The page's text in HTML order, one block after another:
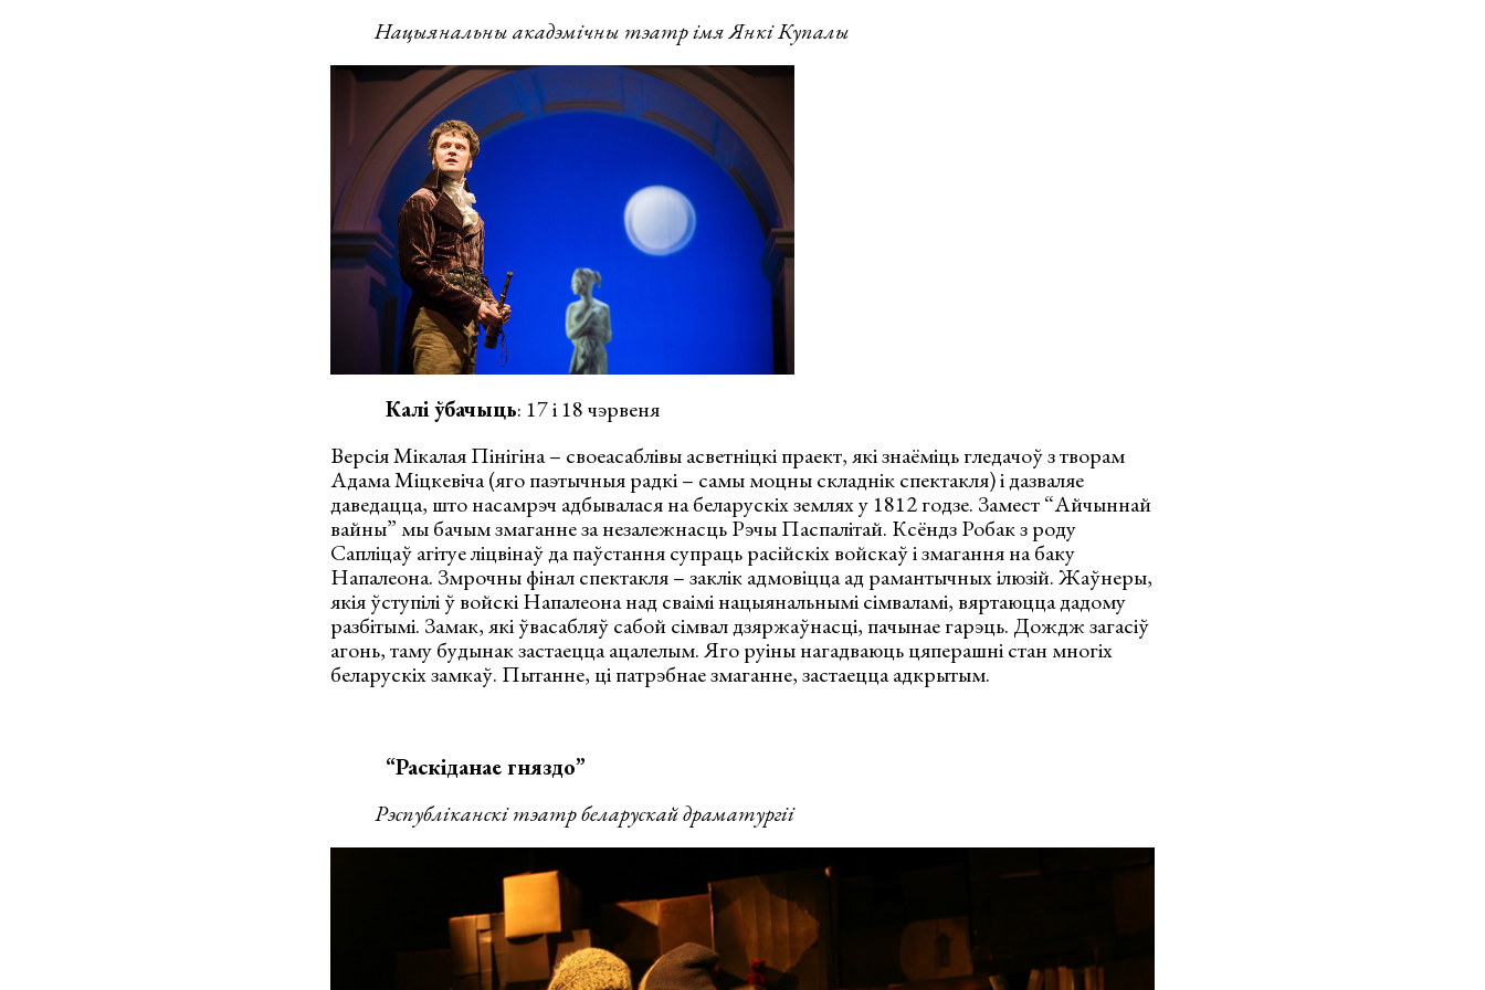
Нацыянальны акадэмічны тэатр імя Янкі Купалы
Калі ўбачыць: 17 і 18 чэрвеня
Версія Мікалая Пінігіна – своеасаблівы асветніцкі праект, які знаёміць гледачоў з творам
Адама Міцкевіча (яго паэтычныя радкі – самы моцны складнік спектакля) і дазваляе
даведацца, што насамрэч адбывалася на беларускіх землях у 1812 годзе. Замест “Айчыннай
вайны” мы бачым змаганне за незалежнасць Рэчы Паспалітай. Ксёндз Робак з роду
Сапліцаў агітуе ліцвінаў да паўстання супраць расійскіх войскаў і змагання на баку
Напалеона. Змрочны фінал спектакля – заклік адмовіцца ад рамантычных ілюзій. Жаўнеры,
якія ўступілі ў войскі Напалеона над сваімі нацыянальнымі сімваламі, вяртаюцца дадому
разбітымі. Замак, які ўвасабляў сабой сімвал дзяржаўнасці, пачынае гарэць. Дождж загасіў
агонь, таму будынак застаецца ацалелым. Яго руіны нагадваюць цяперашні стан многіх
беларускіх замкаў. Пытанне, ці патрэбнае змаганне, застаецца адкрытым.
“Раскіданае гняздо”
Рэспубліканскі тэатр беларускай драматургіі